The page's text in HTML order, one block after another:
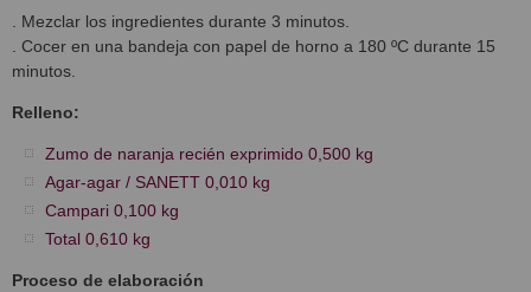
. Mezclar los ingredientes durante 3 minutos.
. Cocer en una bandeja con papel de horno a 180 ºC durante 15
minutos.
Relleno:
Zumo de naranja recién exprimido 0,500 kg
Agar-agar / SANETT 0,010 kg
Campari 0,100 kg
Total 0,610 kg
Proceso de elaboración